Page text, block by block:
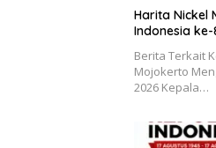
Harita Nickel
Indonesia ke-
Berita Terkait
Mojokerto
2026 Kepala…